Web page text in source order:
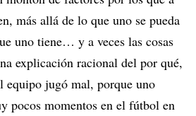
más allá de lo que uno se pueda
uno tiene… y a veces las cosas
explicación racional del por qué,
equipo jugó mal, porque uno
pocos momentos en el fútbol en